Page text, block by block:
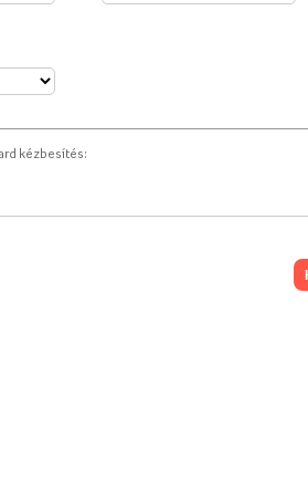
kézbesítés: